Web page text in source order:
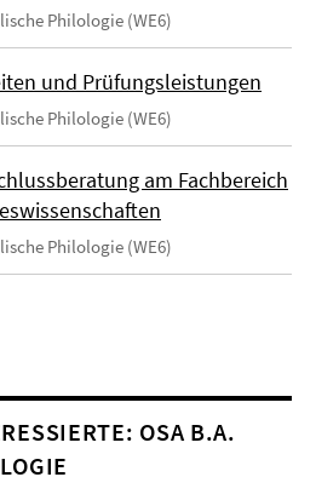
Philologie (WE6)
und Prüfungsleistungen
Philologie (WE6)
am Fachbereich
Philologie (WE6)
OSA B.A.